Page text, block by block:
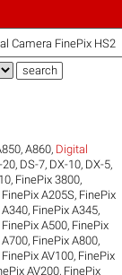
FinePix
,A860, Digital
20, DS-7, DX-10, DX-5,
, FinePix 3800,
FinePix A205S, FinePix
A340, FinePix A345,
FinePix A500, FinePix
A700, FinePix A800,
FinePix AV100, FinePix
AV200, FinePix